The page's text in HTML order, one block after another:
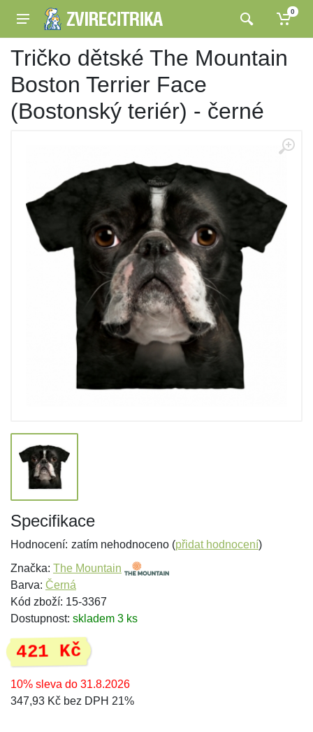
0
Tričko dětské The Mountain
Boston Terrier Face
(Bostonský teriér) - černé
Specifikace
Hodnocení: zatím nehodnoceno (přidat hodnocení)
Značka: The Mountain
Barva: Černá
Kód zboží: 15-3367
Dostupnost: skladem 3 ks
421 Kč
10% sleva do 31.8.2026
347,93 Kč bez DPH 21%